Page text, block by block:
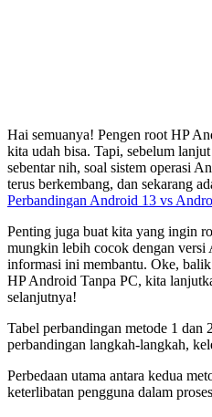
Hai semuanya! Pengen root HP
kita udah bisa. Tapi, sebelum
sebentar nih, soal sistem operasi
terus berkembang, dan sekarang
Perbandingan Android 13 vs
Penting juga buat kita yang ingin
mungkin lebih cocok dengan versi
informasi ini membantu. Oke,
HP Android Tanpa PC, kita
selanjutnya!
Tabel perbandingan metode 1 dan
perbandingan langkah-langkah,
Perbedaan utama antara kedua
keterlibatan pengguna dalam